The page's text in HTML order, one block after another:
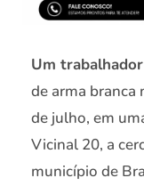
Um
de arma branca
de julho, em
Vicinal 20, a
município de